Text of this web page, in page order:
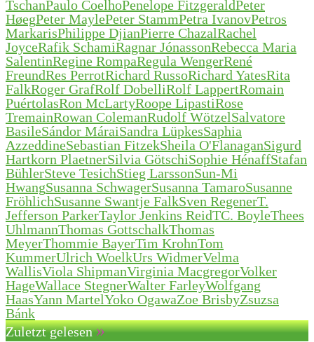
TschanPaulo CoelhoPenelope FitzgeraldPeter
HøegPeter MaylePeter StammPetra IvanovPetros
MarkarisPhilippe DjianPierre ChazalRachel
JoyceRafik SchamiRagnar JónassonRebecca Maria
SalentinRegine RompaRegula WengerRené
FreundRes PerrotRichard RussoRichard YatesRita
FalkRoger GrafRolf DobelliRolf LappertRomain
PuértolasRon McLartyRoope LipastiRose
TremainRowan ColemanRudolf WötzelSalvatore
BasileSándor MáraiSandra LüpkesSaphia
AzzeddineSebastian FitzekSheila O'FlanaganSigurd
Hartkorn PlaetnerSilvia GötschiSophie HénaffStafan
BühlerSteve TesichStieg LarssonSun-Mi
HwangSusanna SchwagerSusanna TamaroSusanne
FröhlichSusanne Swantje FalkSven RegenerT.
Jefferson ParkerTaylor Jenkins ReidTC. BoyleThees
UhlmannThomas GottschalkThomas
MeyerThommie BayerTim KrohnTom
KummerUlrich WoelkUrs WidmerVelma
WallisViola ShipmanVirginia MacgregorVolker
HageWallace StegnerWalter FarleyWolfgang
HaasYann MartelYoko OgawaZoe BrisbyZsuzsa
Bánk
Zuletzt gelesen»